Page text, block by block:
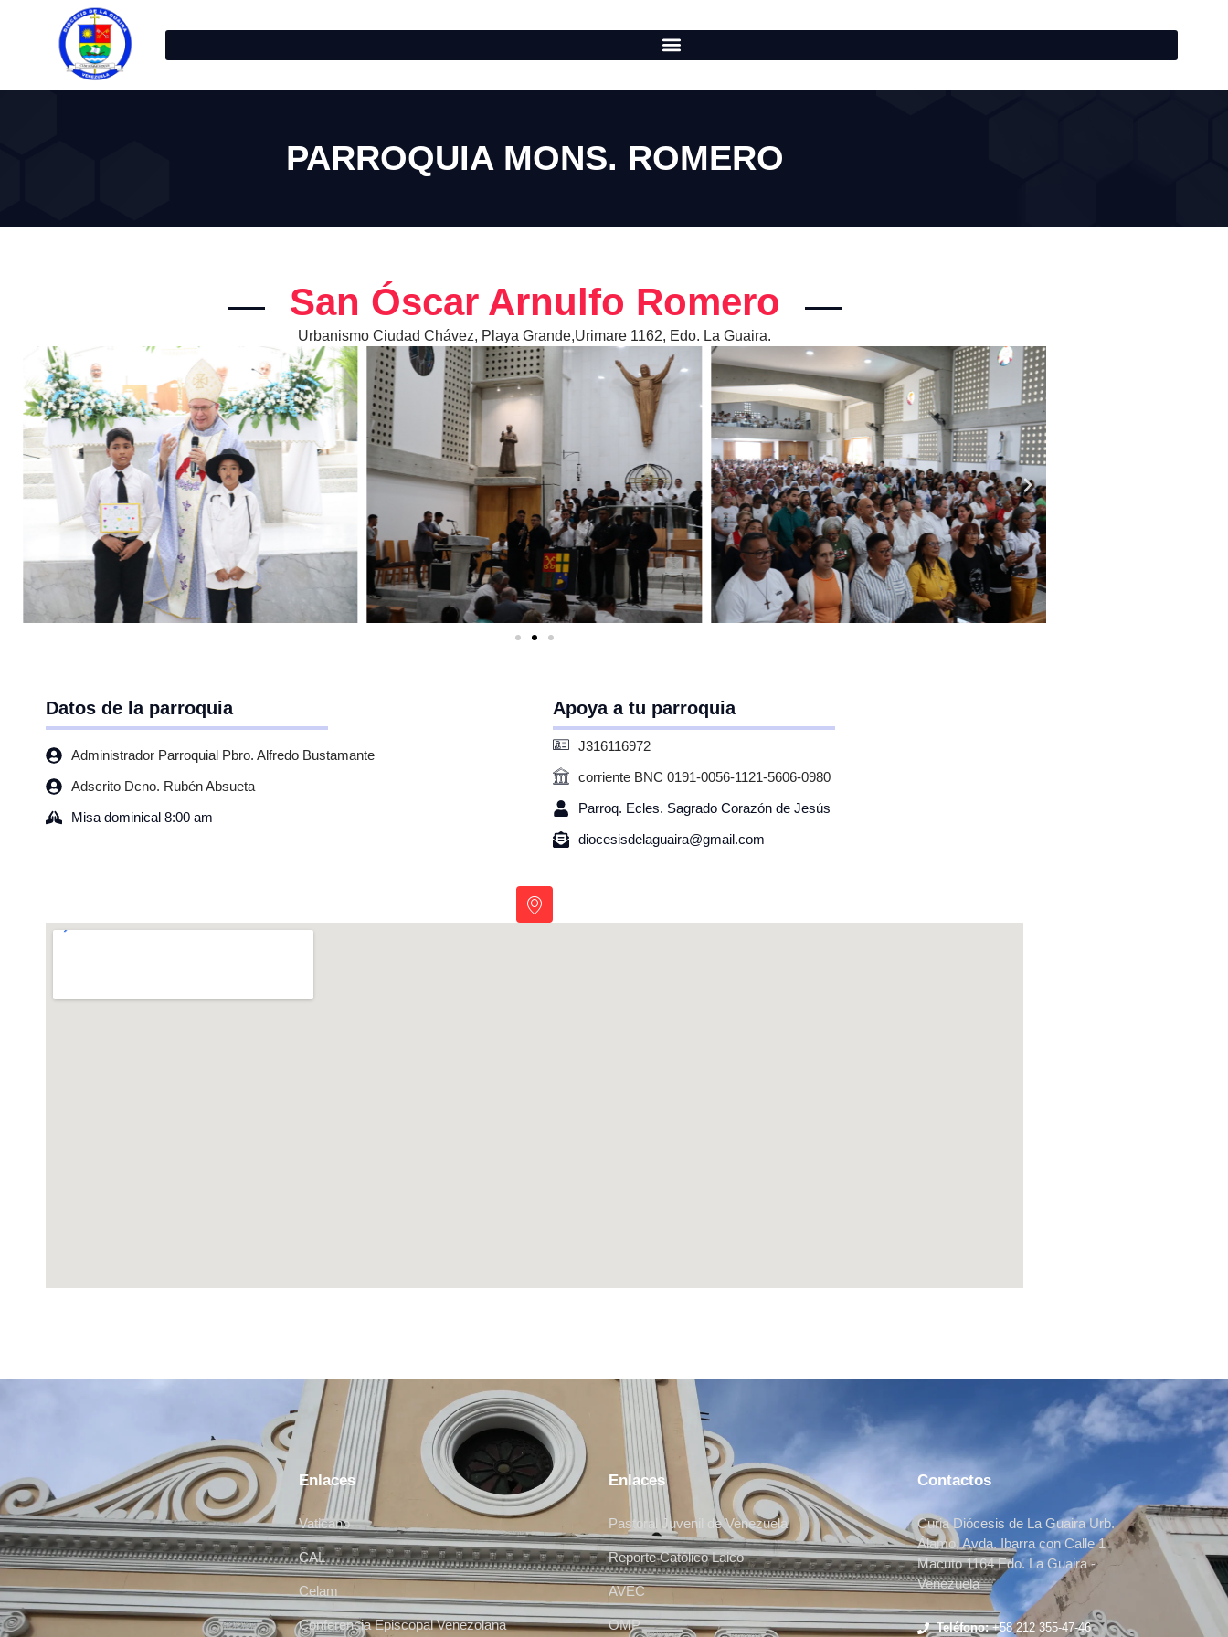
PARROQUIA MONS. ROMERO
San Óscar Arnulfo Romero
Urbanismo Ciudad Chávez, Playa Grande,Urimare 1162, Edo. La Guaira.
Datos de la parroquia
Administrador Parroquial Pbro. Alfredo Bustamante
Adscrito Dcno. Rubén Absueta
Misa dominical 8:00 am
Apoya a tu parroquia
J316116972
corriente BNC 0191-0056-1121-5606-0980
Parroq. Ecles. Sagrado Corazón de Jesús
diocesisdelaguaira@gmail.com
Enlaces
Vaticano
CAL
Celam
Conferencia Episcopal Venezolana
Enlaces
Pastoral Juvenil de Venezuela
Reporte Católico Laico
AVEC
OMP
Contactos
Curia Diócesis de La Guaira Urb.
Álamo, Avda. Ibarra con Calle 1
Macuto 1164 Edo. La Guaira -
Venezuela
Teléfono:+58 212 355-47-46